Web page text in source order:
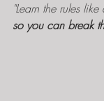
"Learn the rules
so you can break